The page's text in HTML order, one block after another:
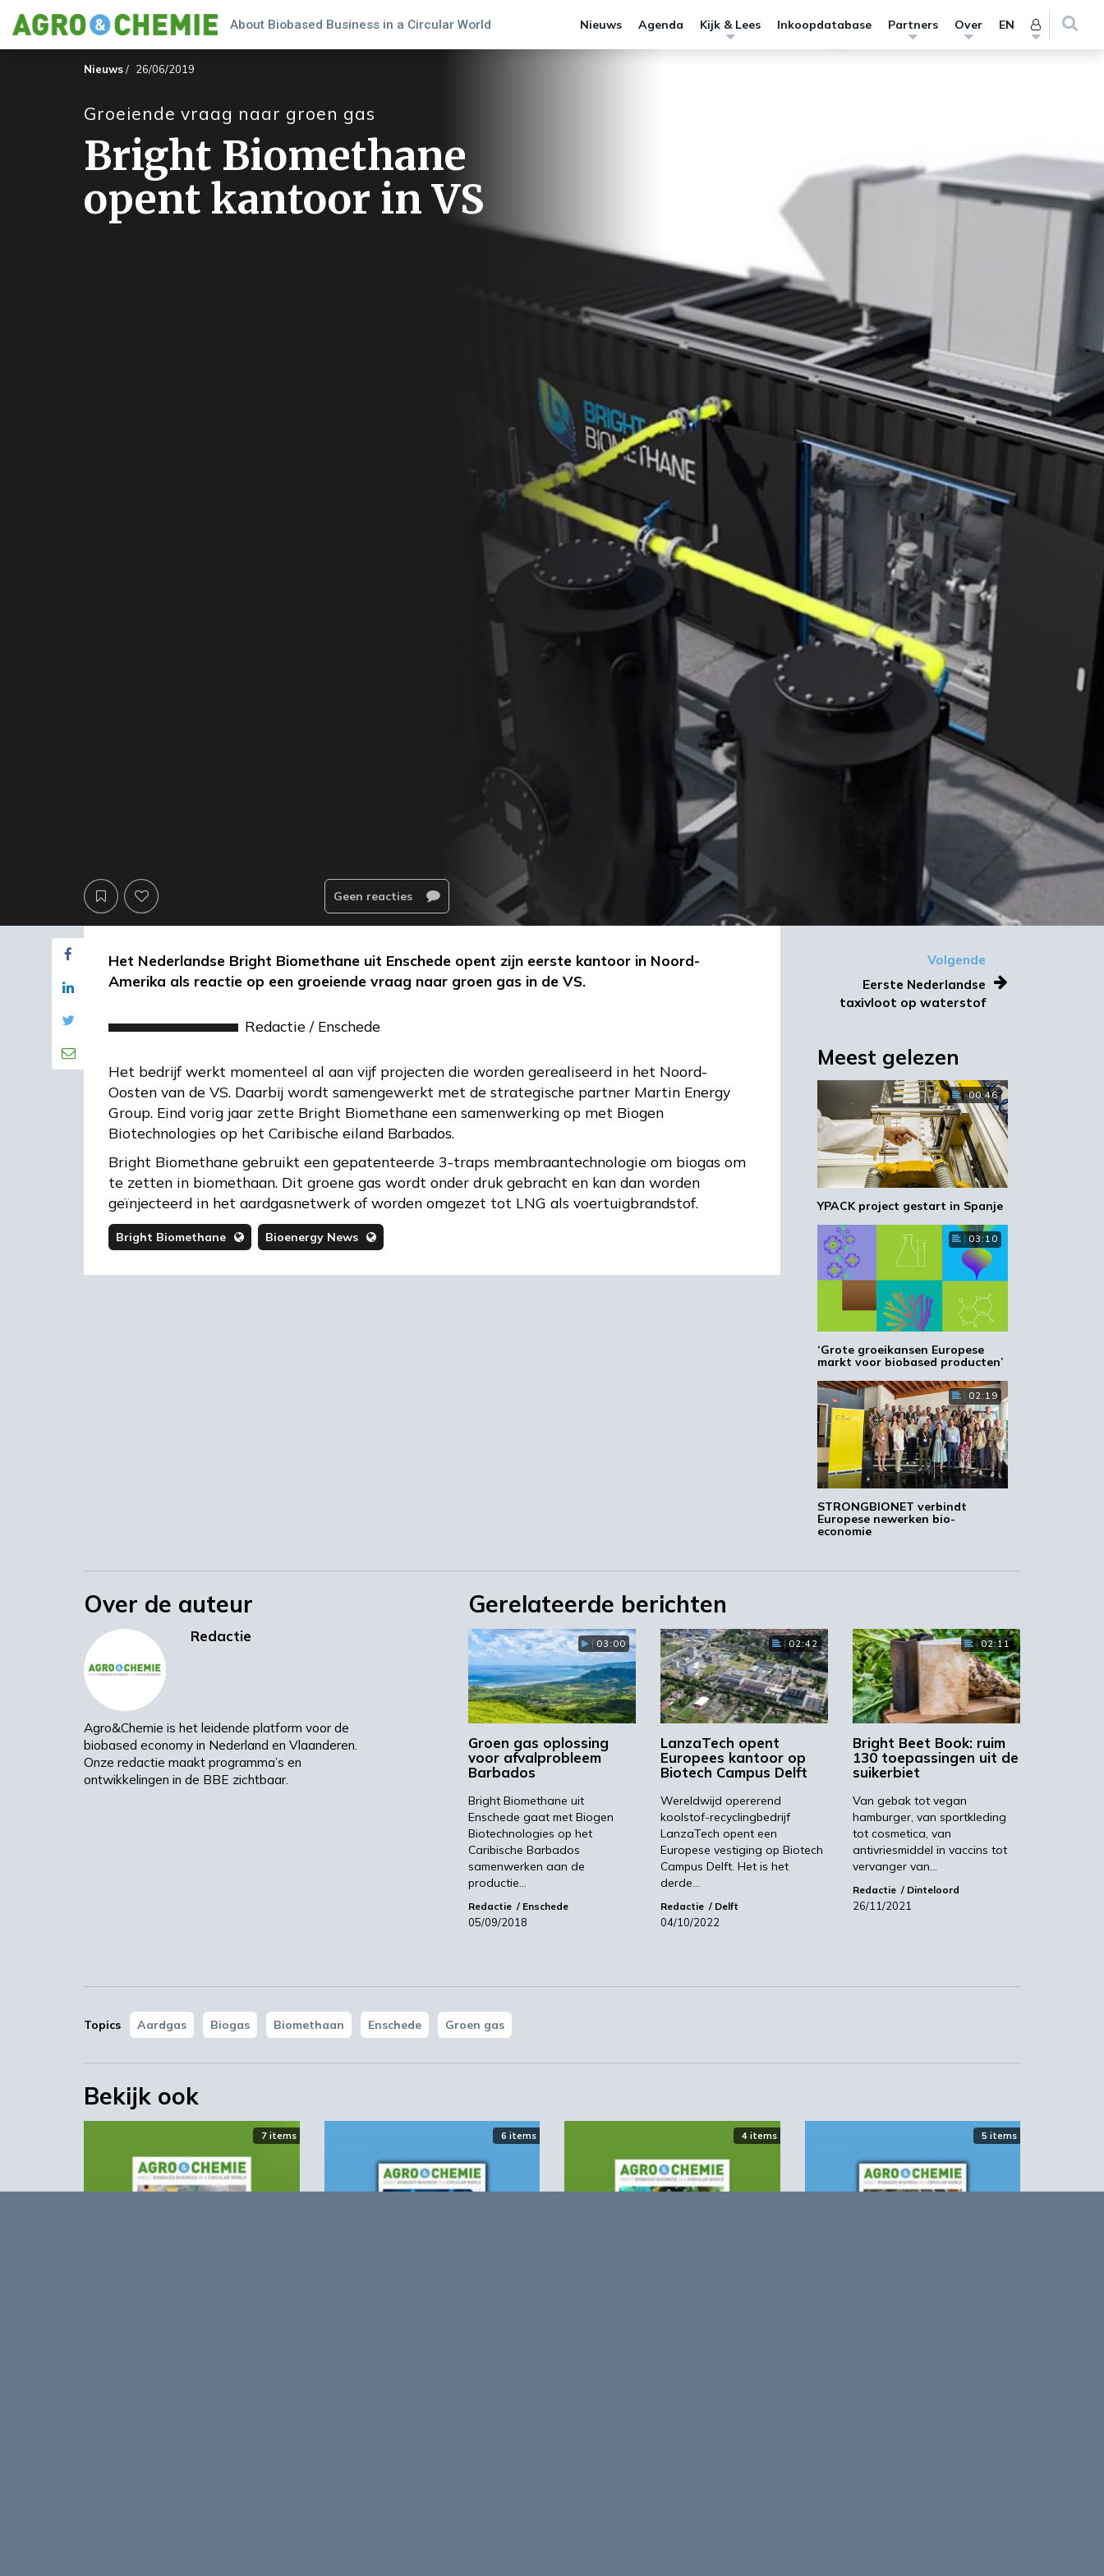
About Biobased Business in a Circular World Nieuws Agenda Kijk & Lees Inkoopdatabase Partners Over EN
Nieuws/ 26/06/2019
Groeiende vraag naar groen gas
Bright Biomethane
opent kantoor in VS
Geen reacties
Het Nederlandse Bright Biomethane uit Enschede opent zijn eerste kantoor in Noord-
Amerika als reactie op een groeiende vraag naar groen gas in de VS.
Redactie / Enschede
Het bedrijf werkt momenteel al aan vijf projecten die worden gerealiseerd in het Noord-
Oosten van de VS. Daarbij wordt samengewerkt met de strategische partner Martin Energy
Group. Eind vorig jaar zette Bright Biomethane een samenwerking op met Biogen
Biotechnologies op het Caribische eiland Barbados.
Bright Biomethane gebruikt een gepatenteerde 3-traps membraantechnologie om biogas om
te zetten in biomethaan. Dit groene gas wordt onder druk gebracht en kan dan worden
geïnjecteerd in het aardgasnetwerk of worden omgezet tot LNG als voertuigbrandstof.
Bright Biomethane Bioenergy News
Volgende
Eerste Nederlandse
taxivloot op waterstof
Meest gelezen
00:46
YPACK project gestart in Spanje
03:10
‘Grote groeikansen Europese
markt voor biobased producten’
02:19
STRONGBIONET verbindt
Europese newerken bio-
economie
Over de auteur
Redactie
Agro&Chemie is het leidende platform voor de
biobased economy in Nederland en Vlaanderen.
Onze redactie maakt programma’s en
ontwikkelingen in de BBE zichtbaar.
Gerelateerde berichten
03:00
Groen gas oplossing
voor afvalprobleem
Barbados
Bright Biomethane uit
Enschede gaat met Biogen
Biotechnologies op het
Caribische Barbados
samenwerken aan de
productie…
Redactie Enschede
05/09/2018
02:42
LanzaTech opent
Europees kantoor op
Biotech Campus Delft
Wereldwijd opererend
koolstof-recyclingbedrijf
LanzaTech opent een
Europese vestiging op Biotech
Campus Delft. Het is het
derde…
Redactie Delft
04/10/2022
02:11
Bright Beet Book: ruim
130 toepassingen uit de
suikerbiet
Van gebak tot vegan
hamburger, van sportkleding
tot cosmetica, van
antivriesmiddel in vaccins tot
vervanger van…
Redactie Dinteloord
26/11/2021
Topics Aardgas Biogas Biomethaan Enschede Groen gas
Bekijk ook
7 items 6 items 4 items 5 items